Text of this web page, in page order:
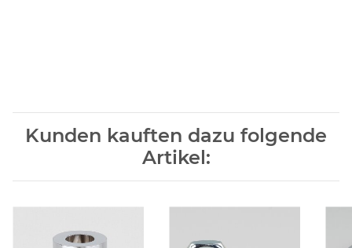
Kunden kauften dazu folgende
Artikel: